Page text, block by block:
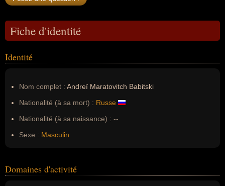
Fiche d'identité
Identité
Nom complet : Andreï Maratovitch Babitski
Nationalité (à sa mort) : Russe
Nationalité (à sa naissance) : --
Sexe : Masculin
Domaines d'activité